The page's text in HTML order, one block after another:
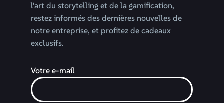
l'art du storytelling et de la gamification,
restez informés des dernières nouvelles de
notre entreprise, et profitez de cadeaux
exclusifs.
Votre e-mail